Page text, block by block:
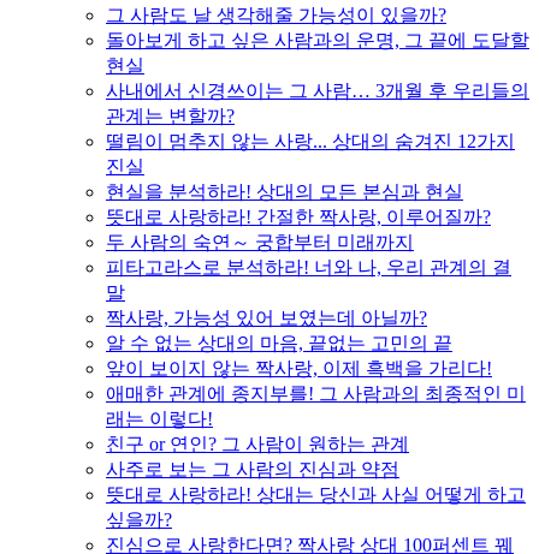
그 사람도 날 생각해줄 가능성이 있을까?
돌아보게 하고 싶은 사람과의 운명, 그 끝에 도달할
현실
사내에서 신경쓰이는 그 사람… 3개월 후 우리들의
관계는 변할까?
떨림이 멈추지 않는 사랑... 상대의 숨겨진 12가지
진실
현실을 분석하라! 상대의 모든 본심과 현실
뜻대로 사랑하라! 간절한 짝사랑, 이루어질까?
두 사람의 숙연～ 궁합부터 미래까지
피타고라스로 분석하라! 너와 나, 우리 관계의 결
말
짝사랑, 가능성 있어 보였는데 아닐까?
알 수 없는 상대의 마음, 끝없는 고민의 끝
앞이 보이지 않는 짝사랑, 이제 흑백을 가리다!
애매한 관계에 종지부를! 그 사람과의 최종적인 미
래는 이렇다!
친구 or 연인? 그 사람이 원하는 관계
사주로 보는 그 사람의 진심과 약점
뜻대로 사랑하라! 상대는 당신과 사실 어떻게 하고
싶을까?
진심으로 사랑한다면? 짝사랑 상대 100퍼센트 꿰